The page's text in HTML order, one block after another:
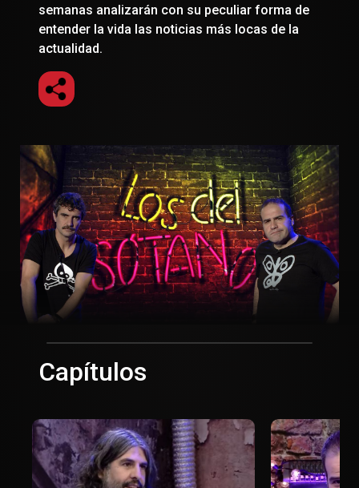
semanas analizarán con su peculiar forma de
entender la vida las noticias más locas de la
actualidad.
Capítulos